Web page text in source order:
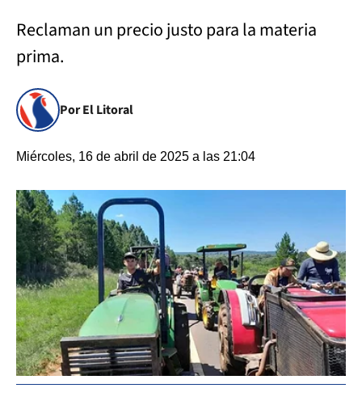
Reclaman un precio justo para la materia
prima.
Por El Litoral
Miércoles, 16 de abril de 2025 a las 21:04